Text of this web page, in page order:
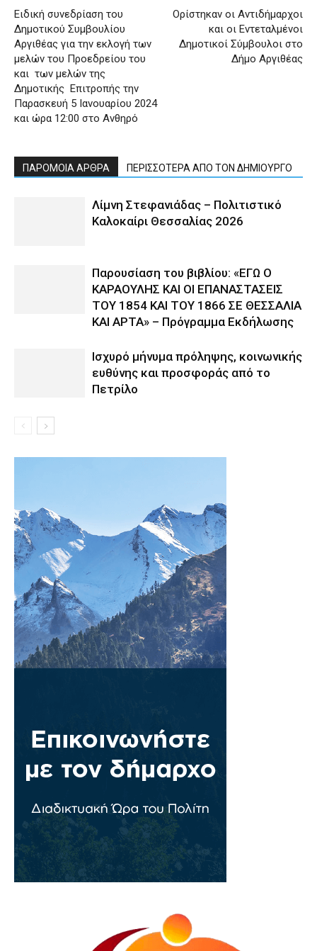
Ειδική συνεδρίαση του
Δημοτικού Συμβουλίου
Αργιθέας για την εκλογή των
μελών του Προεδρείου του
και των μελών της
Δημοτικής Επιτροπής την
Παρασκευή 5 Ιανουαρίου 2024
και ώρα 12:00 στο Ανθηρό
Ορίστηκαν οι Αντιδήμαρχοι
και οι Εντεταλμένοι
Δημοτικοί Σύμβουλοι στο
Δήμο Αργιθέας
ΠΑΡΟΜΟΙΑ ΑΡΘΡΑ ΠΕΡΙΣΣΟΤΕΡΑ ΑΠΟ ΤΟΝ ΔΗΜΙΟΥΡΓΟ
Λίμνη Στεφανιάδας – Πολιτιστικό
Καλοκαίρι Θεσσαλίας 2026
Παρουσίαση του βιβλίου: «ΕΓΩ Ο
ΚΑΡΑΟΥΛΗΣ ΚΑΙ ΟΙ ΕΠΑΝΑΣΤΑΣΕΙΣ
ΤΟΥ 1854 ΚΑΙ ΤΟΥ 1866 ΣΕ ΘΕΣΣΑΛΙΑ
ΚΑΙ ΑΡΤΑ» – Πρόγραμμα Εκδήλωσης
Ισχυρό μήνυμα πρόληψης, κοινωνικής
ευθύνης και προσφοράς από το
Πετρίλο